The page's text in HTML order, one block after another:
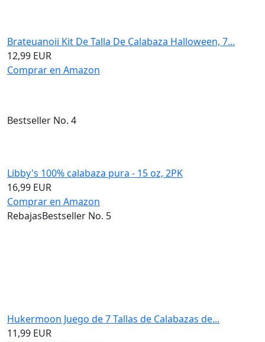
Brateuanoii Kit De Talla De Calabaza Halloween, 7...
12,99 EUR
Comprar en Amazon
Bestseller No. 4
Libby's 100% calabaza pura - 15 oz, 2PK
16,99 EUR
Comprar en Amazon
RebajasBestseller No. 5
Hukermoon Juego de 7 Tallas de Calabazas de...
11,99 EUR